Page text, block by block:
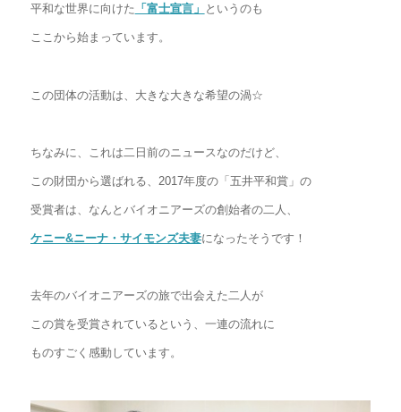
平和な世界に向けた 「富士宣言」 というのも
ここから始まっています。
この団体の活動は、大きな大きな希望の渦☆
ちなみに、これは二日前のニュースなのだけど、
この財団から選ばれる、2017年度の「五井平和賞」の
受賞者は、なんとバイオニアーズの創始者の二人、
ケニー&ニーナ・サイモンズ夫妻になったそうです！
去年のバイオニアーズの旅で出会えた二人が
この賞を受賞されているという、一連の流れに
ものすごく感動しています。